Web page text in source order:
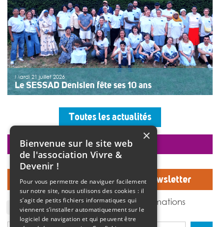
Mardi 21 juillet 2026
Le SESSAD Denisien fête ses 10 ans
accueillaient les invités autour d’un buffet, dans une
ambiance musicale live assurée par un groupe de
musiciens. Christine Manadi, directrice du SESSAD
depuis sa création, est revenue sur l’histoire […]
>>Lire la suite
Toutes les actualités
Inscrivez-vous à notre Newsletter
J'accepte de recevoir des informations
de l'association Vivre et devenir.
faire un don
×
Bienvenue sur le site web
de l'association Vivre &
Devenir !
Pour vous permettre de naviguer facilement
sur notre site, nous utilisons des cookies : il
s’agit de petits fichiers informatiques qui
viennent s’installer automatiquement sur le
logiciel de navigation et qui peuvent être